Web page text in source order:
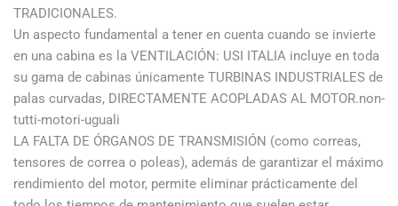
TRADICIONALES.
Un aspecto fundamental a tener en cuenta cuando se invierte
en una cabina es la VENTILACIÓN: USI ITALIA incluye en toda
su gama de cabinas únicamente TURBINAS INDUSTRIALES de
palas curvadas, DIRECTAMENTE ACOPLADAS AL MOTOR.non-
tutti-motori-uguali
LA FALTA DE ÓRGANOS DE TRANSMISIÓN (como correas,
tensores de correa o poleas), además de garantizar el máximo
rendimiento del motor, permite eliminar prácticamente del